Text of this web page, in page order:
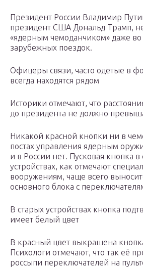
Президент России Владимир
президент США Дональд Трамп, не
«ядерным чемоданчиком» даже
зарубежных поездок.
Офицеры связи, часто одетые в
всегда находятся рядом
Историки отмечают, что
до президента не должно
Никакой красной кнопки ни в
постах управления ядерным
и в России нет. Пусковая кнопка
устройствах, как отмечают
вооружениям, чаще всего
основного блока с
В старых устройствах кнопка
имеет белый цвет
В красный цвет выкрашена
Психологи отмечают, что так её
россыпи переключателей на